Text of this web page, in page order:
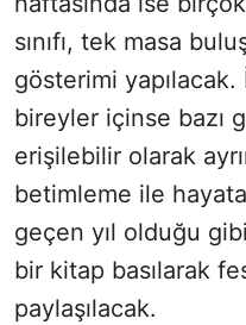
sınıfı, tek masa
gösterimi
bireyler içinse bazı
erişilebilir olarak
betimleme ile
geçen yıl olduğu
bir kitap basılarak
paylaşılacak.